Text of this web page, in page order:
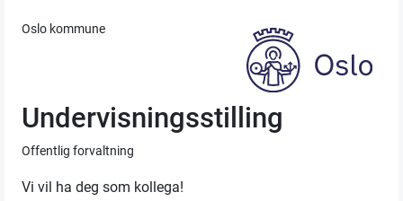
Oslo kommune
Undervisningsstilling
Offentlig forvaltning
Vi vil ha deg som kollega!